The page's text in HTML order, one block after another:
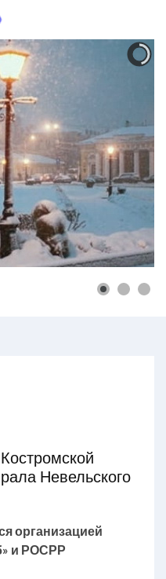
Невельского
организацией
и РОСРР